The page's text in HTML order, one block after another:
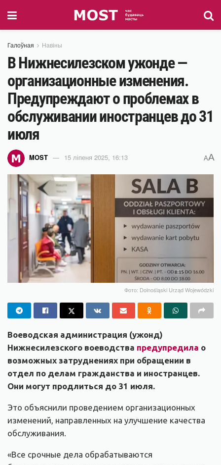
Галоўная Навіны
В Нижнесилезском ужонде —
организационные изменения.
Предупреждают о проблемах в
обслуживании иностранцев до 31
июля
MOST 15 ліпеня 2025, 16:13 AA
Фото: Dolnośląski Urząd Wojewódzki
Воеводская администрация (ужонд)
Нижнесилезского воеводства предупредила о
возможных затруднениях при обращении в
отдел по делам гражданства и иностранцев.
Они могут продлиться до 31 июля.
Это объяснили проведением организационных
изменений, направленных на улучшение качества
обслуживания.
«Все срочные дела обрабатываются